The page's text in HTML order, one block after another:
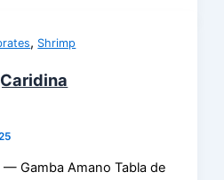
, Shrimp
Gamba Amano Tabla de